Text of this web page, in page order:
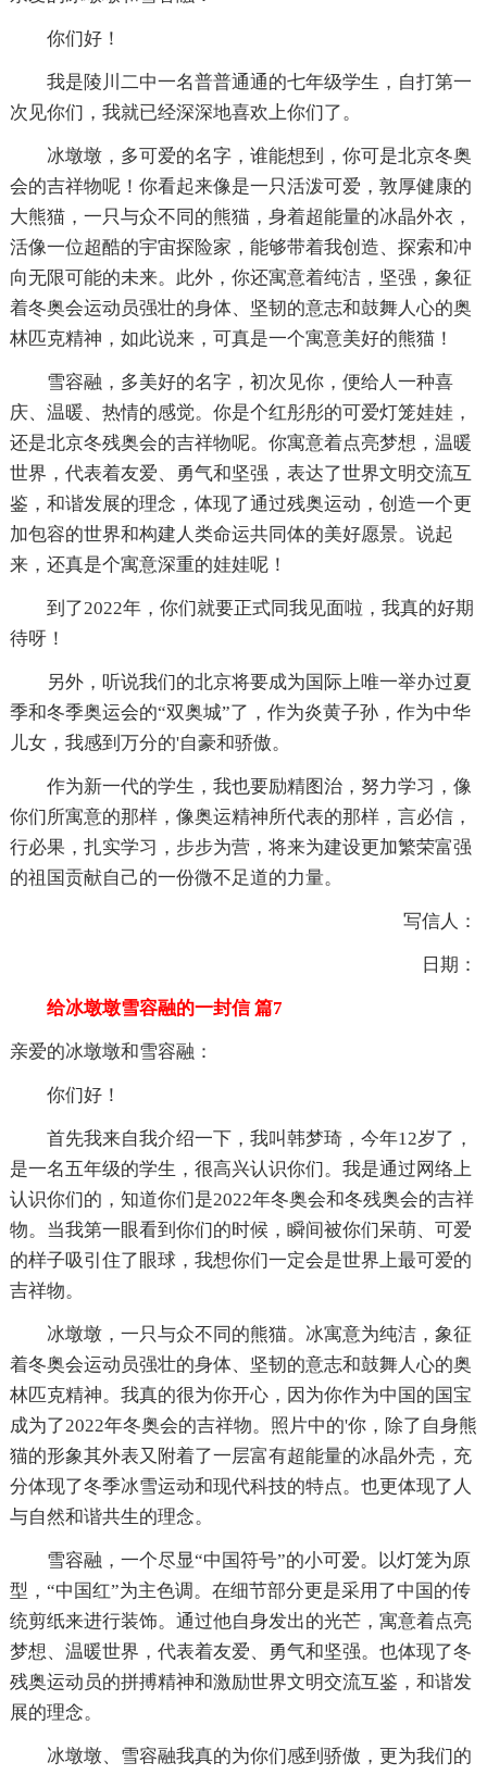
你们好！
我是陵川二中一名普普通通的七年级学生，自打第一
次见你们，我就已经深深地喜欢上你们了。
冰墩墩，多可爱的名字，谁能想到，你可是北京冬奥
会的吉祥物呢！你看起来像是一只活泼可爱，敦厚健康的
大熊猫，一只与众不同的熊猫，身着超能量的冰晶外衣，
活像一位超酷的宇宙探险家，能够带着我创造、探索和冲
向无限可能的未来。此外，你还寓意着纯洁，坚强，象征
着冬奥会运动员强壮的身体、坚韧的意志和鼓舞人心的奥
林匹克精神，如此说来，可真是一个寓意美好的熊猫！
雪容融，多美好的名字，初次见你，便给人一种喜
庆、温暖、热情的感觉。你是个红彤彤的可爱灯笼娃娃，
还是北京冬残奥会的吉祥物呢。你寓意着点亮梦想，温暖
世界，代表着友爱、勇气和坚强，表达了世界文明交流互
鉴，和谐发展的理念，体现了通过残奥运动，创造一个更
加包容的世界和构建人类命运共同体的美好愿景。说起
来，还真是个寓意深重的娃娃呢！
到了2022年，你们就要正式同我见面啦，我真的好期
待呀！
另外，听说我们的北京将要成为国际上唯一举办过夏
季和冬季奥运会的“双奥城”了，作为炎黄子孙，作为中华
儿女，我感到万分的'自豪和骄傲。
作为新一代的学生，我也要励精图治，努力学习，像
你们所寓意的那样，像奥运精神所代表的那样，言必信，
行必果，扎实学习，步步为营，将来为建设更加繁荣富强
的祖国贡献自己的一份微不足道的力量。
写信人：
日期：
给冰墩墩雪容融的一封信 篇7
亲爱的冰墩墩和雪容融：
你们好！
首先我来自我介绍一下，我叫韩梦琦，今年12岁了，
是一名五年级的学生，很高兴认识你们。我是通过网络上
认识你们的，知道你们是2022年冬奥会和冬残奥会的吉祥
物。当我第一眼看到你们的时候，瞬间被你们呆萌、可爱
的样子吸引住了眼球，我想你们一定会是世界上最可爱的
吉祥物。
冰墩墩，一只与众不同的熊猫。冰寓意为纯洁，象征
着冬奥会运动员强壮的身体、坚韧的意志和鼓舞人心的奥
林匹克精神。我真的很为你开心，因为你作为中国的国宝
成为了2022年冬奥会的吉祥物。照片中的'你，除了自身熊
猫的形象其外表又附着了一层富有超能量的冰晶外壳，充
分体现了冬季冰雪运动和现代科技的特点。也更体现了人
与自然和谐共生的理念。
雪容融，一个尽显“中国符号”的小可爱。以灯笼为原
型，“中国红”为主色调。在细节部分更是采用了中国的传
统剪纸来进行装饰。通过他自身发出的光芒，寓意着点亮
梦想、温暖世界，代表着友爱、勇气和坚强。也体现了冬
残奥运动员的拼搏精神和激励世界文明交流互鉴，和谐发
展的理念。
冰墩墩、雪容融我真的为你们感到骄傲，更为我们的